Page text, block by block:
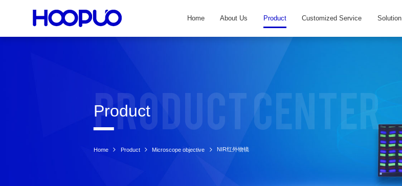
Home About Us Product Customized Service Solution
Product
Product Center
Home Product Microscope objective NIR红外物镜